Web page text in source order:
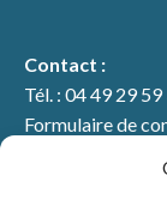
Contact :
Tél. : 04 49 29 59
Formulaire de